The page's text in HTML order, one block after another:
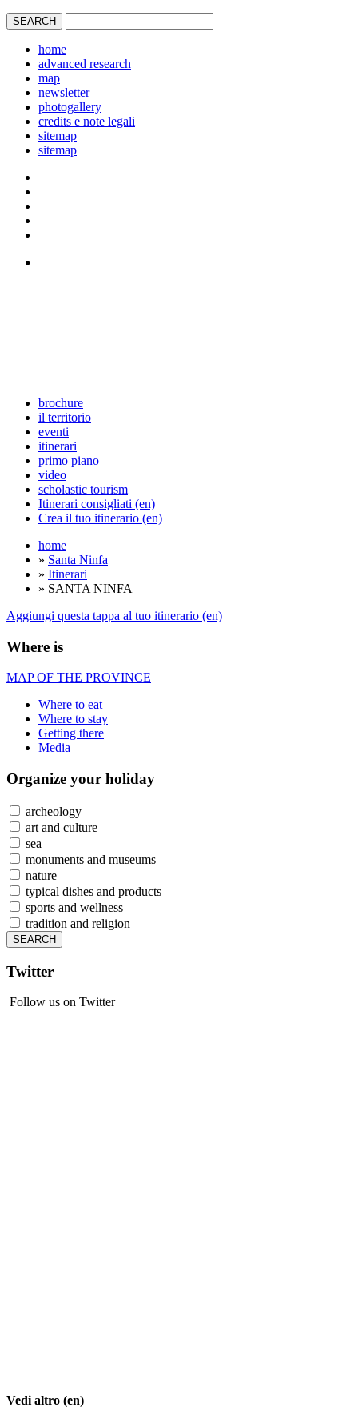
home
advanced research
map
newsletter
photogallery
credits e note legali
sitemap
sitemap
brochure
il territorio
eventi
itinerari
primo piano
video
scholastic tourism
Itinerari consigliati (en)
Crea il tuo itinerario (en)
home
» Santa Ninfa
» Itinerari
» SANTA NINFA
Aggiungi questa tappa al tuo itinerario (en)
Where is
MAP OF THE PROVINCE
Where to eat
Where to stay
Getting there
Media
Organize your holiday
archeology
art and culture
sea
monuments and museums
nature
typical dishes and products
sports and wellness
tradition and religion
Twitter
Follow us on Twitter
Vedi altro (en)